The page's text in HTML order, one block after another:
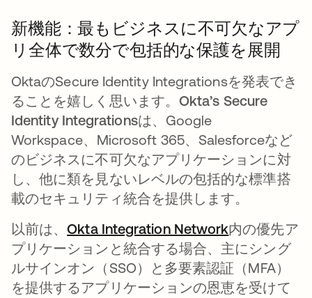
新機能：最もビジネスに不可欠なアプ
リ全体で数分で包括的な保護を展開
OktaのSecure Identity Integrationsを発表でき
ることを嬉しく思います。 Okta’s Secure
Identity Integrationsは、Google
Workspace、Microsoft 365、Salesforceなど
のビジネスに不可欠なアプリケーションに対
し、他に類を見ないレベルの包括的な標準搭
載のセキュリティ統合を提供します。
以前は、Okta Integration Network内の優先ア
プリケーションと統合する場合、主にシング
ルサインオン（SSO）と多要素認証（MFA）
を提供するアプリケーションの恩恵を受けて